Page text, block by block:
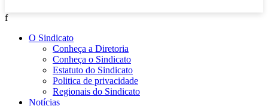
f
O Sindicato
Conheça a Diretoria
Conheça o Sindicato
Estatuto do Sindicato
Politica de privacidade
Regionais do Sindicato
Notícias